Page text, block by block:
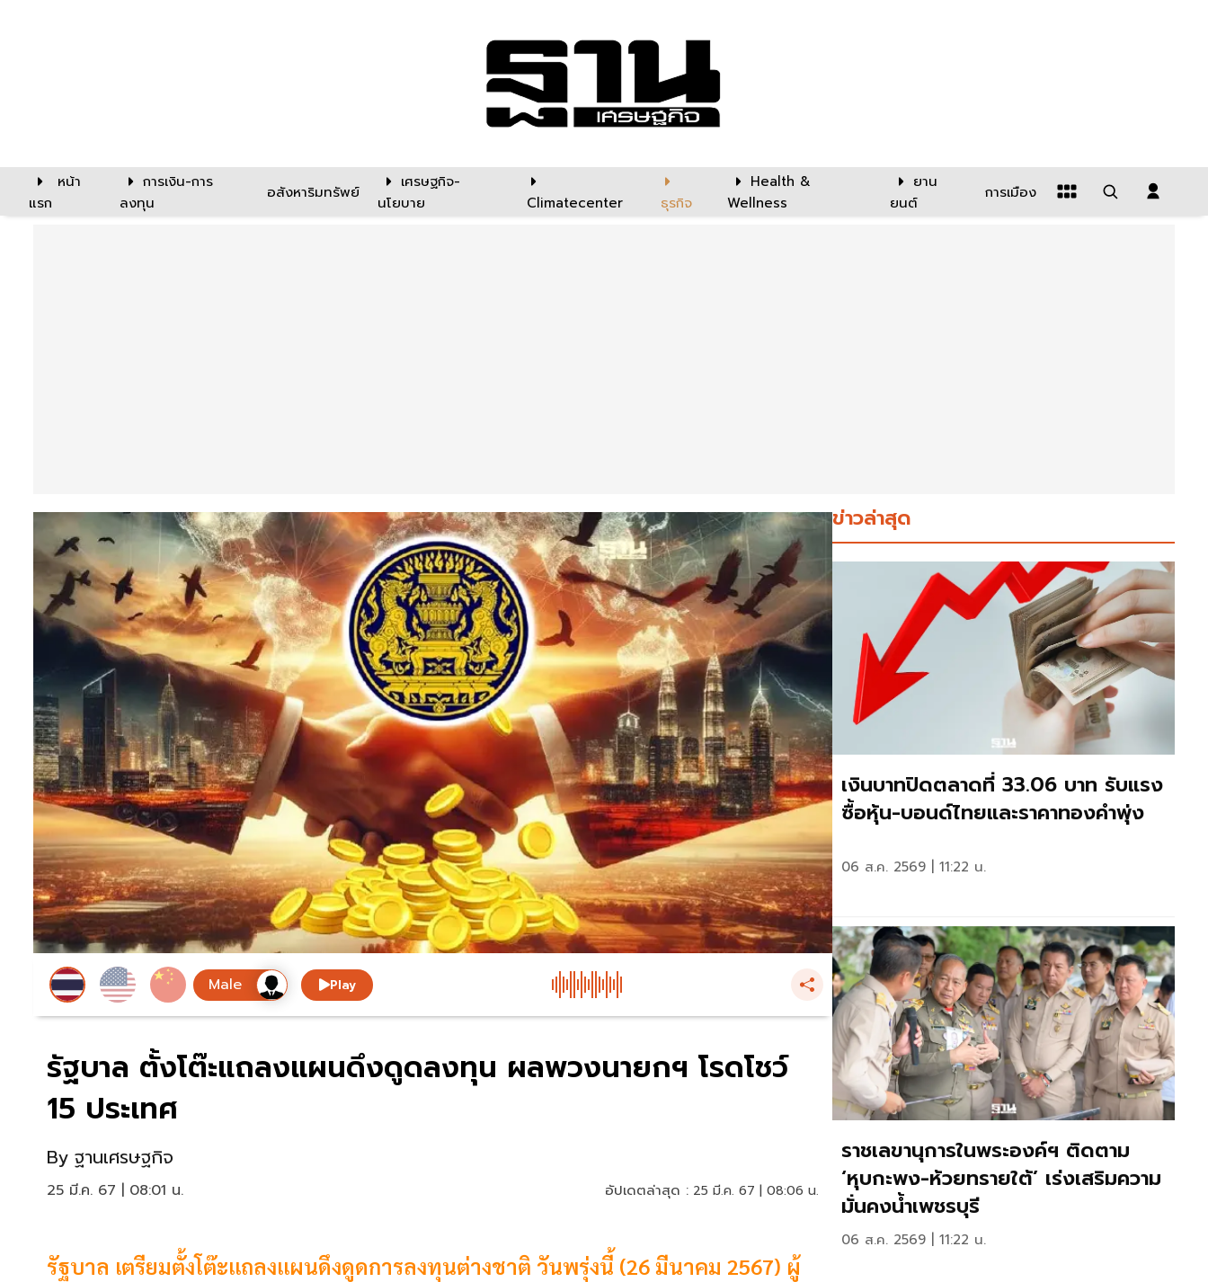
หน้า
แรก
การเงิน-การ
ลงทุน
อสังหาริมทรัพย์
เศรษฐกิจ-
นโยบาย
Climatecenter ธุรกิจ
Health &
Wellness
ยาน
ยนต์
การเมือง
Play
รัฐบาล ตั้งโต๊ะแถลงแผนดึงดูดลงทุน ผลพวงนายกฯ โรดโชว์
15 ประเทศ
By ฐานเศรษฐกิจ
25 มี.ค. 67 | 08:01 น. อัปเดตล่าสุด : 25 มี.ค. 67 | 08:06 น.
รัฐบาล เตรียมตั้งโต๊ะแถลงแผนดึงดูดการลงทุนต่างชาติ วันพรุ่งนี้ (26 มีนาคม 2567) ผู้
ข่าวล่าสุด
เงินบาทปิดตลาดที่ 33.06 บาท รับแรง
ซื้อหุ้น-บอนด์ไทยและราคาทองคำพุ่ง
06 ส.ค. 2569 | 11:22 น.
ราชเลขานุการในพระองค์ฯ ติดตาม
‘หุบกะพง-ห้วยทรายใต้’ เร่งเสริมความ
มั่นคงน้ำเพชรบุรี
06 ส.ค. 2569 | 11:22 น.